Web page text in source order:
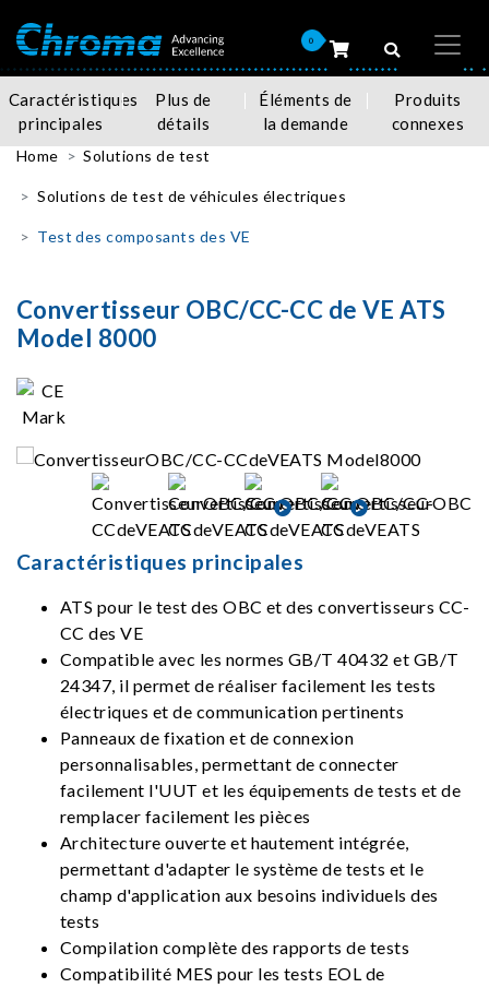
0
Caractéristiques
principales
Plus de
détails
Éléments de
la demande
Produits
connexes
Home Solutions de test
Solutions de test de véhicules électriques
Test des composants des VE
Convertisseur OBC/CC-CC de VE ATS
Model 8000
Caractéristiques principales
ATS pour le test des OBC et des convertisseurs CC-
CC des VE
Compatible avec les normes GB/T 40432 et GB/T
24347, il permet de réaliser facilement les tests
électriques et de communication pertinents
Panneaux de fixation et de connexion
personnalisables, permettant de connecter
facilement l'UUT et les équipements de tests et de
remplacer facilement les pièces
Architecture ouverte et hautement intégrée,
permettant d'adapter le système de tests et le
champ d'application aux besoins individuels des
tests
Compilation complète des rapports de tests
Compatibilité MES pour les tests EOL de